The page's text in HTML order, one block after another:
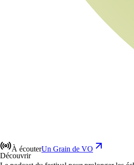
À écouterUn Grain de VO
Découvrir